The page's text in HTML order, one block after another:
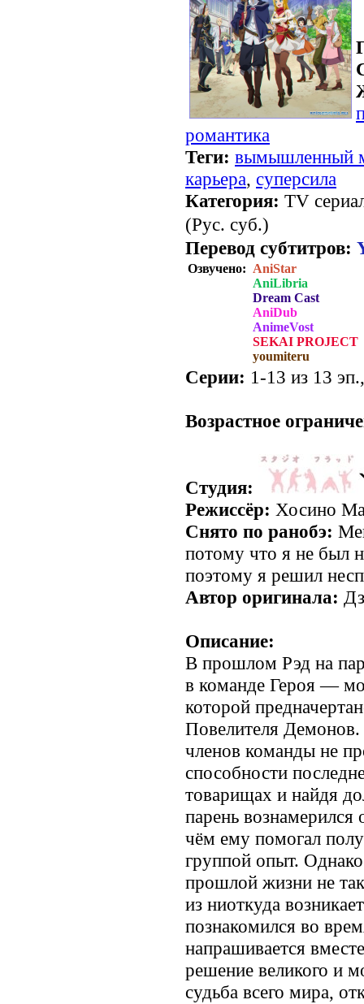
романтика
Теги: вымышленный
карьера, суперсила
Категория: TV
(Рус. суб.)
Перевод субтитров:
Озвучено: AniStar
AniLibria
Dream Cast
AniDub
AnimeVost
SEKAI PROJECT
youmiteru
Серии: 1-13 из 13
Возрастное
Студия:
Режиссёр: Хосино
Снято по ранобэ:
потому что я не был
поэтому я решил
Автор оригинала:
Описание:
В прошлом Рэд на
в команде Героя —
которой
Повелителя
членов команды не
способности
товарищах и найдя
парень вознамерился
чём ему помогал
группой опыт.
прошлой жизни не
из ниоткуда
познакомился во
напрашивается
решение великого и
судьба всего мира,